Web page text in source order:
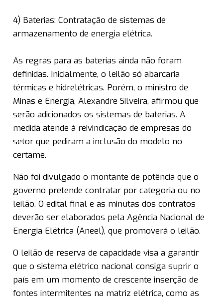
4) Baterias: Contratação de sistemas de
armazenamento de energia elétrica.
As regras para as baterias ainda não foram
definidas. Inicialmente, o leilão só abarcaria
térmicas e hidrelétricas. Porém, o ministro de
Minas e Energia, Alexandre Silveira, afirmou que
serão adicionados os sistemas de baterias. A
medida atende à reivindicação de empresas do
setor que pediram a inclusão do modelo no
certame.
Não foi divulgado o montante de potência que o
governo pretende contratar por categoria ou no
leilão. O edital final e as minutas dos contratos
deverão ser elaborados pela Agência Nacional de
Energia Elétrica (Aneel), que promoverá o leilão.
O leilão de reserva de capacidade visa a garantir
que o sistema elétrico nacional consiga suprir o
país em um momento de crescente inserção de
fontes intermitentes na matriz elétrica, como as